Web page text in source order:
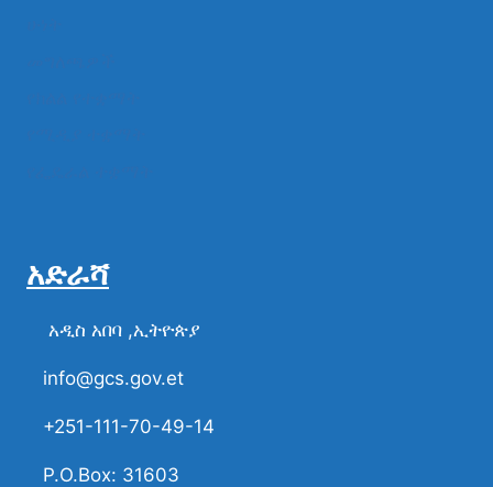
አድራሻ
አዲስ አበባ ,ኢትዮጵያ
info@gcs.gov.et
+251-111-70-49-14
P.O.Box: 31603